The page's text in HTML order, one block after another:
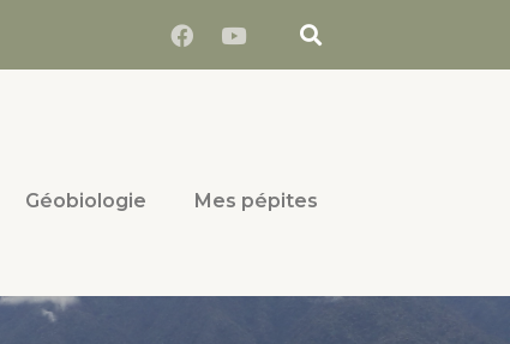
Géobiologie Mes pépites